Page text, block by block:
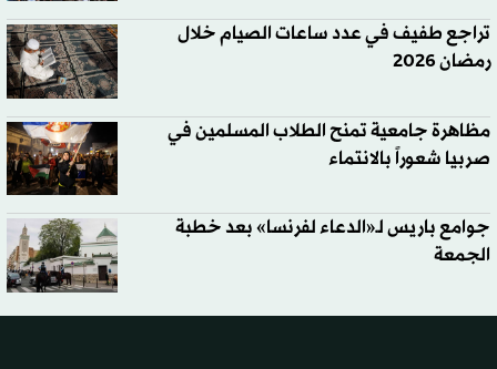
تراجع طفيف في عدد ساعات الصيام خلال
رمضان 2026
مظاهرة جامعية تمنح الطلاب المسلمين في
صربيا شعوراً بالانتماء
جوامع باريس لـ«الدعاء لفرنسا» بعد خطبة
الجمعة